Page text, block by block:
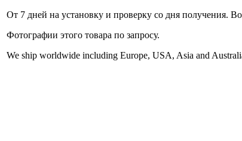
От 7 дней на установку и проверку со дня получения.
Фотографии этого товара по запросу.
We ship worldwide including Europe, USA, Asia and